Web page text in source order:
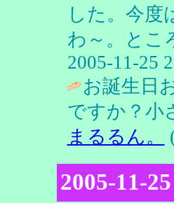
した。今度
わ～。とこ
2005-11-25
お誕生日
ですか？
まるるん。
2005-11-